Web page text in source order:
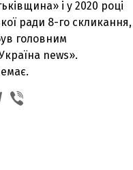
і у 2020 році
ради 8-го скликання,
головним
news».